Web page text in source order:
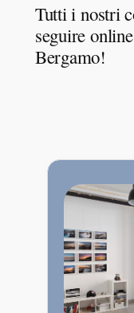
Tutti i nostri
seguire
Bergamo!